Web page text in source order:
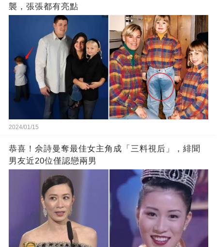
襲，張張都有亮點
2024/01/15
恭喜！佘詩曼奪最佳女主角成「三料視后」，緋聞
男友近20位僅認戀兩男